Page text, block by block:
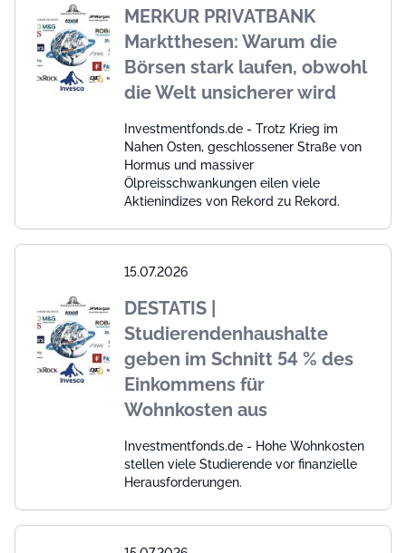
MERKUR PRIVATBANK
Marktthesen: Warum die
Börsen stark laufen, obwohl
die Welt unsicherer wird
Investmentfonds.de - Trotz Krieg im
Nahen Osten, geschlossener Straße von
Hormus und massiver
Ölpreisschwankungen eilen viele
Aktienindizes von Rekord zu Rekord.
15.07.2026
DESTATIS |
Studierendenhaushalte
geben im Schnitt 54 % des
Einkommens für
Wohnkosten aus
Investmentfonds.de - Hohe Wohnkosten
stellen viele Studierende vor finanzielle
Herausforderungen.